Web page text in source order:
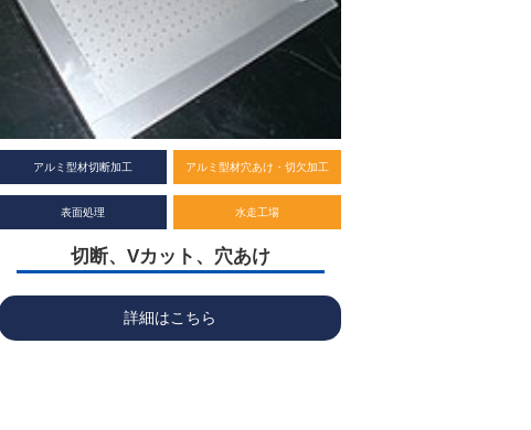
アルミ型材切断加工 アルミ型材穴あけ・切欠加工
表面処理 水走工場
切断、Vカット、穴あけ
詳細はこちら